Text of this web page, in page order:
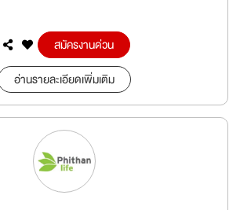
สมัครงานด่วน
อ่านรายละเอียดเพิ่มเติม